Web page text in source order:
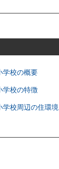
学校の概要
学校の特徴
校周辺の住環境